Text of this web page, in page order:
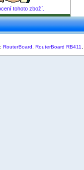
tohoto zboží.
RouterBoard RouterBoard RB411